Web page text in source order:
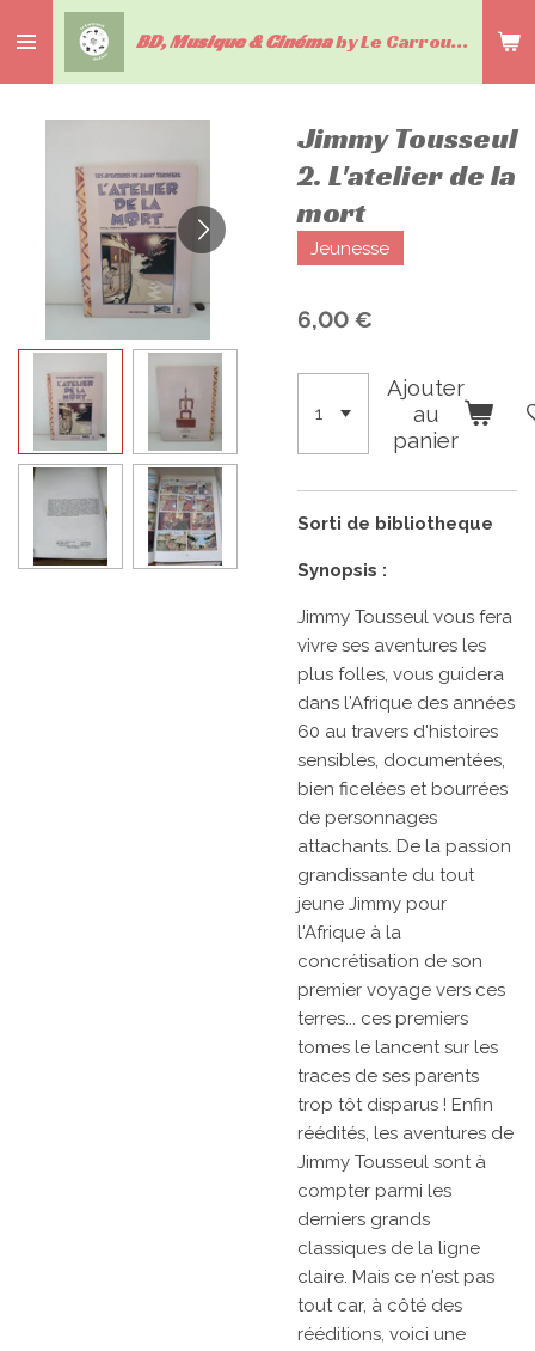
au
contenu
BD, Musique & Cinémaby Le Carrousel du livre
Jimmy Tousseul
2. L'atelier de la
mort
Jeunesse
6,00 €
Ajouter
au
panier
Sorti de bibliotheque
Synopsis :
Jimmy Tousseul vous fera
vivre ses aventures les
plus folles, vous guidera
dans l'Afrique des années
60 au travers d'histoires
sensibles, documentées,
bien ficelées et bourrées
de personnages
attachants. De la passion
grandissante du tout
jeune Jimmy pour
l'Afrique à la
concrétisation de son
premier voyage vers ces
terres... ces premiers
tomes le lancent sur les
traces de ses parents
trop tôt disparus ! Enfin
réédités, les aventures de
Jimmy Tousseul sont à
compter parmi les
derniers grands
classiques de la ligne
claire. Mais ce n'est pas
tout car, à côté des
rééditions, voici une